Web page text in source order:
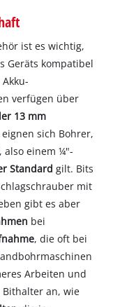
ist es wichtig,
Geräts kompatibel
verfügen über
13 mm
sich Bohrer,
, also einem ¼"-
Standardgilt. Bits
mit
gibt es aber
bei
, die oft bei
Arbeiten und
an, wie